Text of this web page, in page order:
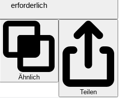
erforderlich
Ähnlich
Teilen